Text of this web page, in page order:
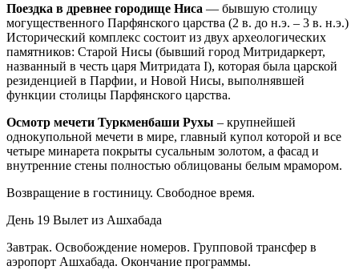
Поездка в древнее городище Ниса — бывшую столицу
могущественного Парфянского царства (2 в. до н.э. – 3 в. н.э.)
Исторический комплекс состоит из двух археологических
памятников: Старой Нисы (бывший город Митридаркерт,
названный в честь царя Митридата I), которая была царской
резиденцией в Парфии, и Новой Нисы, выполнявшей
функции столицы Парфянского царства.
Осмотр мечети Туркменбаши Рухы – крупнейшей
однокупольной мечети в мире, главный купол которой и все
четыре минарета покрыты сусальным золотом, а фасад и
внутренние стены полностью облицованы белым мрамором.
Возвращение в гостиницу. Свободное время.
День 19 Вылет из Ашхабада
Завтрак. Освобождение номеров. Групповой трансфер в
аэропорт Ашхабада. Окончание программы.